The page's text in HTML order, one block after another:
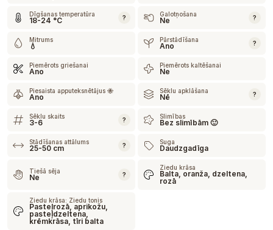
Dīgšanas temperatūra
18-24 °C ? Galotņošana
Ne ?
Mitrums
💧
Pārstādīšana
Ano ?
Piemērots griešanai
Ano
Piemērots kaltēšanai
Ne
Piesaista apputeksnētājus 🐝
Ano
Sēklu apklāšana
Nē ?
Sēklu skaits
3-6 ? Slimības
Bez slimībām 🙂
Stādīšanas attālums
25-50 cm ? Suga
Daudzgadīga
Tiešā sēja
Ne ?
Ziedu krāsa
Balta, oranža, dzeltena,
rozā
Ziedu krāsa: Ziedu tonis
Pasteļrozā, aprikožu,
pasteļdzeltena,
krēmkrāsa, tīri balta